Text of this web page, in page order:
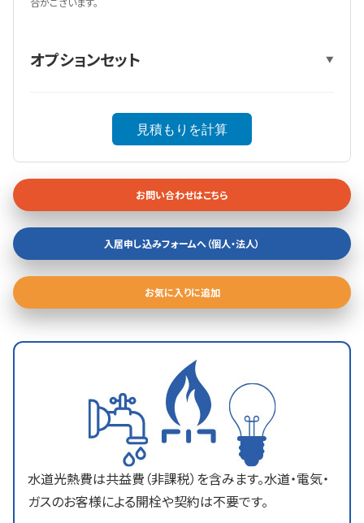
オプションセット ▼
見積もりを計算
お問い合わせはこちら
入居申し込みフォームへ（個人・法人）
お気に入りに追加
水道光熱費は共益費（非課税）を含みます。水道・電気・
ガスのお客様による開栓や契約は不要です。